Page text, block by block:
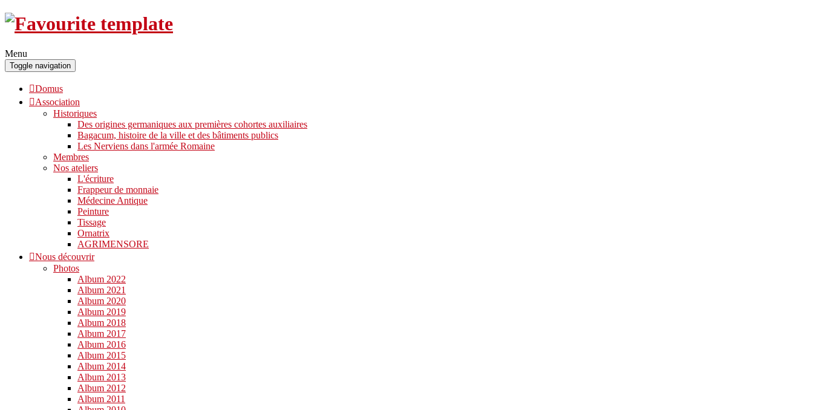
Menu
Toggle navigation
Domus
Association
Historiques
Des origines germaniques aux premières cohortes auxiliaires
Bagacum, histoire de la ville et des bâtiments publics
Les Nerviens dans l'armée Romaine
Membres
Nos ateliers
L'écriture
Frappeur de monnaie
Médecine Antique
Peinture
Tissage
Ornatrix
AGRIMENSORE
Nous découvrir
Photos
Album 2022
Album 2021
Album 2020
Album 2019
Album 2018
Album 2017
Album 2016
Album 2015
Album 2014
Album 2013
Album 2012
Album 2011